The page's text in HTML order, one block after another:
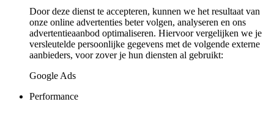
Door deze dienst te accepteren, kunnen we het resultaat van
onze online advertenties beter volgen, analyseren en ons
advertentieaanbod optimaliseren. Hiervoor vergelijken we je
versleutelde persoonlijke gegevens met de volgende externe
aanbieders, voor zover je hun diensten al gebruikt:
Google Ads
Performance